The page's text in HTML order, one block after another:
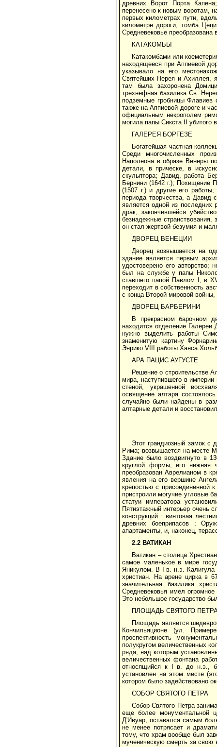
древних Ворот Порта
перенесено к новым воротам,
первых километрах пути,
километре дороги, томба
Средневековье
КАТАКОМБЫ
Катакомбами или
находящееся при Аппиевой
указывало на его
Святейших Нерея и Ахиллея,
там была захоронена
трехнефная базилика Св.
подземные гробницы
также на Аппиевой дороге и
официальным некрополем
могила папы Сикста II убитого
ГАЛЕРЕЯ БОРГЕЗЕ
Богатейшая частная
Среди многочисленных
Наполеона в образе Венеры
детали, в прическе, в
скульптора; Давид, работа
Бернини (1642 г.); Похищение
(1507 г.) и другие его
периода творчества, а Давид
является одной из последних
драк, закончившейся
безнадежные странствования,
он стал жертвой безумия и
ДВОРЕЦ ВЕНЕЦИИ
Дворец возвышается на
здание является первым
удостоверено его авторство;
был на службе у папы
ставшего папой Павлом I; в
переходит в собственность
с конца Второй мировой
ДВОРЕЦ БАРБЕРИНИ
В прекрасном барочном
находится отделение
нужно выделить работы
знаменитую картину
Энрико VIII работы Ханса
АРА ПАЦИС АУГУСТЕ
Решение о строительстве
мира, наступившего в
стеной, украшенной
освящение алтаря
случайно были найдены в
алтарные детали и
Этот грандиозный замок с
Рима; возвышается на месте
Здание было воздвигнуто в
круглой формы, его нижняя
преобразован Аврелианом в
явления на его вершине
крепостью с
пристроили могучие угловые
статуи императора
Пятиэтажный интерьер очень
конструкций : винтовая
древних боеприпасов ;
апартаменты, и, наконец,
2.2 ВАТИКАН
Ватикан – столица
самое маленькое в мире
Яникулом. В I в. н.э. Калигула
христиан. На арене цирка в
значительная базилика
Средневековья имел
Это небольшое государство
ПЛОЩАДЬ СВЯТОГО
Площадь является
Кончильяционе (ул.
проспективность
полукругом величественных
ряда, над которым
величественных фонтана
относящийся к I в. до н.э.,
установлен на этом месте
котором было задействовано
СОБОР СВЯТОГО ПЕТРА
Собор Святого Петра
еще более монументальной
Д'Ивуар, оставался самым
не менее потрясает и
тому, что храм вообще был
мученическую смерть за свою